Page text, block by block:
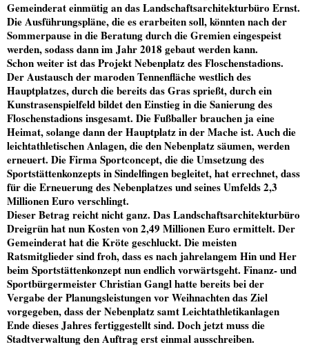
Gemeinderat einmütig an das Landschaftsarchitekturbüro Ernst.
Die Ausführungspläne, die es erarbeiten soll, könnten nach der
Sommerpause in die Beratung durch die Gremien eingespeist
werden, sodass dann im Jahr 2018 gebaut werden kann.
Schon weiter ist das Projekt Nebenplatz des Floschenstadions.
Der Austausch der maroden Tennenfläche westlich des
Hauptplatzes, durch die bereits das Gras sprießt, durch ein
Kunstrasenspielfeld bildet den Einstieg in die Sanierung des
Floschenstadions insgesamt. Die Fußballer brauchen ja eine
Heimat, solange dann der Hauptplatz in der Mache ist. Auch die
leichtathletischen Anlagen, die den Nebenplatz säumen, werden
erneuert. Die Firma Sportconcept, die die Umsetzung des
Sportstättenkonzepts in Sindelfingen begleitet, hat errechnet, dass
für die Erneuerung des Nebenplatzes und seines Umfelds 2,3
Millionen Euro verschlingt.
Dieser Betrag reicht nicht ganz. Das Landschaftsarchitekturbüro
Dreigrünhat nun Kosten von 2,49 Millionen Euro ermittelt. Der
Gemeinderathat die Kröte geschluckt. Die meisten
Ratsmitglieder sind froh, dass es nach jahrelangem Hin und Her
beim Sportstättenkonzept nun endlich vorwärtsgeht. Finanz- und
SportbürgermeisterChristian Ganglhatte bereits bei der
Vergabe der Planungsleistungen vor Weihnachten das Ziel
vorgegeben, dass der Nebenplatz samt Leichtathletikanlagen
Ende dieses Jahres fertiggestellt sind. Doch jetzt muss die
Stadtverwaltung den Auftrag erst einmal ausschreiben.